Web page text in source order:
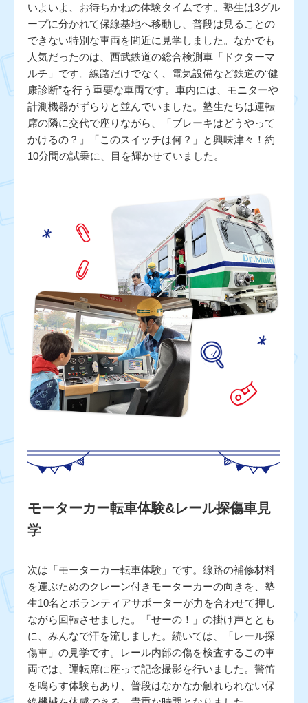
いよいよ、お待ちかねの体験タイムです。塾生は3グル
ープに分かれて保線基地へ移動し、普段は見ることの
できない特別な車両を間近に見学しました。なかでも
人気だったのは、西武鉄道の総合検測車「ドクターマ
ルチ」です。線路だけでなく、電気設備など鉄道の“健
康診断”を行う重要な車両です。車内には、モニターや
計測機器がずらりと並んでいました。塾生たちは運転
席の隣に交代で座りながら、「ブレーキはどうやって
かけるの？」「このスイッチは何？」と興味津々！約
10分間の試乗に、目を輝かせていました。
モーターカー転車体験&レール探傷車見
学
次は「モーターカー転車体験」です。線路の補修材料
を運ぶためのクレーン付きモーターカーの向きを、塾
生10名とボランティアサポーターが力を合わせて押し
ながら回転させました。「せーの！」の掛け声ととも
に、みんなで汗を流しました。続いては、「レール探
傷車」の見学です。レール内部の傷を検査するこの車
両では、運転席に座って記念撮影を行いました。警笛
を鳴らす体験もあり、普段はなかなか触れられない保